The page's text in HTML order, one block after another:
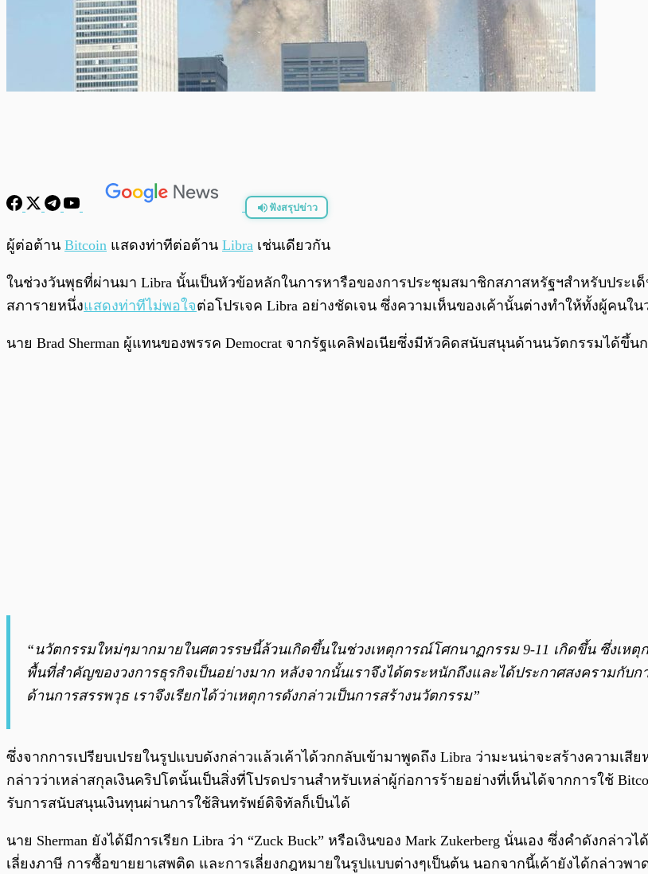
ฟังสรุปข่าว
พร้อมเล่น
ผู้ต่อต้าน Bitcoin แสดงท่าทีต่อต้าน Libra เช่นเดียวกัน
ในช่วงวันพุธที่ผ่านมา Libra นั้นเป็นหัวข้อหลักในการหารือของการประชุมสมาชิกสภาสหรัฐฯสำหรับประ
สภารายหนึ่งแสดงท่าทีไม่พอใจต่อโปรเจค Libra อย่างชัดเจน ซึ่งความเห็นของเค้านั้นต่างทำให้ทั้งผู้คน
นาย Brad Sherman ผู้แทนของพรรค Democrat จากรัฐแคลิฟอเนียซึ่งมีหัวคิดสนับสนุนด้านนวัตกรรมได้ขึ้
“นวัตกรรมใหม่ๆมากมายในศตวรรษนี้ล้วนเกิดขึ้นในช่วงเหตุการณ์โศกนาฏกรรม 9-11 เกิดขึ้น ซึ่งเห
พื้นที่สำคัญของวงการธุรกิจเป็นอย่างมาก หลังจากนั้นเราจึงได้ตระหนักถึงและได้ประกาศสงครามกั
ด้านการสรรพวุธ เราจึงเรียกได้ว่าเหตุการดังกล่าวเป็นการสร้างนวัตกรรม”
ซึ่งจากการเปรียบเปรยในรูปแบบดังกล่าวแล้วเค้าได้วกกลับเข้ามาพูดถึง Libra ว่ามะนน่าจะสร้างความเสี
กล่าวว่าเหล่าสกุลเงินคริปโตนั้นเป็นสิ่งที่โปรดปรานสำหรับเหล่าผู้ก่อการร้ายอย่างที่เห็นได้จากการใช้
รับการสนับสนุนเงินทุนผ่านการใช้สินทรัพย์ดิจิทัลก็เป็นได้
นาย Sherman ยังได้มีการเรียก Libra ว่า “Zuck Buck” หรือเงินของ Mark Zukerberg นั่นเอง ซึ่งคำดังก
เลี่ยงภาษี การซื้อขายยาเสพติด และการเลี่ยงกฎหมายในรูปแบบต่างๆเป็นต้น นอกจากนี้เค้ายังได้กล่าวพา